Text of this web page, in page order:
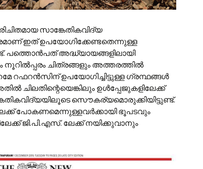
സാങ്കേതികവിദ്യ
ഇത് ഉപയോഗിക്കേണ്ടതെന്നുള്ള
പത്തൊൻപത് അദ്ധ്യായങ്ങളിലായി
ചിത്രങ്ങളും അത്തരത്തിൽ
റഫറൻസിന് ഉപയോഗിച്ചിട്ടുള്ള ഗ്രന്ഥങ്ങൾ
ചിലതിന്റെയെങ്കിലും ഉൾപ്പേജുകളിലേക്ക്
സൌകര്യമൊരുക്കിയിട്ടുണ്ട്.
പോകണമെന്നുള്ളവർക്കായി ഭൂപടവും
ജി.പി.എസ്. ലേക്ക് നയിക്കുവാനും